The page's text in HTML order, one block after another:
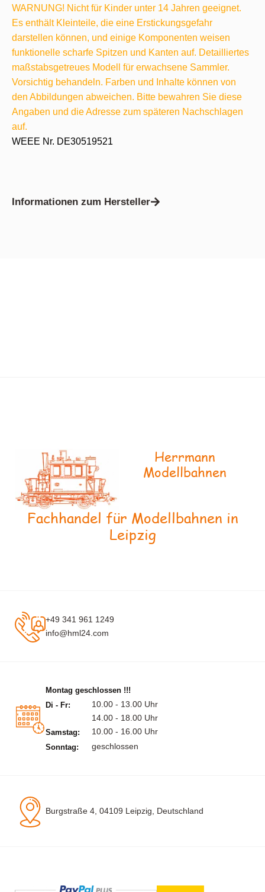
WARNUNG! Nicht für Kinder unter 14 Jahren geeignet.
Es enthält Kleinteile, die eine Erstickungsgefahr
darstellen können, und einige Komponenten weisen
funktionelle scharfe Spitzen und Kanten auf. Detailliertes
maßstabsgetreues Modell für erwachsene Sammler.
Vorsichtig behandeln. Farben und Inhalte können von
den Abbildungen abweichen. Bitte bewahren Sie diese
Angaben und die Adresse zum späteren Nachschlagen
auf.
WEEE Nr. DE30519521
Informationen zum Hersteller
Herrmann
Modellbahnen
Fachhandel für Modellbahnen in
Leipzig
+49 341 961 1249
info@hml24.com
Montag geschlossen !!!
Di - Fr:
10.00 - 13.00 Uhr
14.00 - 18.00 Uhr
Samstag: 10.00 - 16.00 Uhr
Sonntag: geschlossen
Burgstraße 4, 04109 Leipzig, Deutschland